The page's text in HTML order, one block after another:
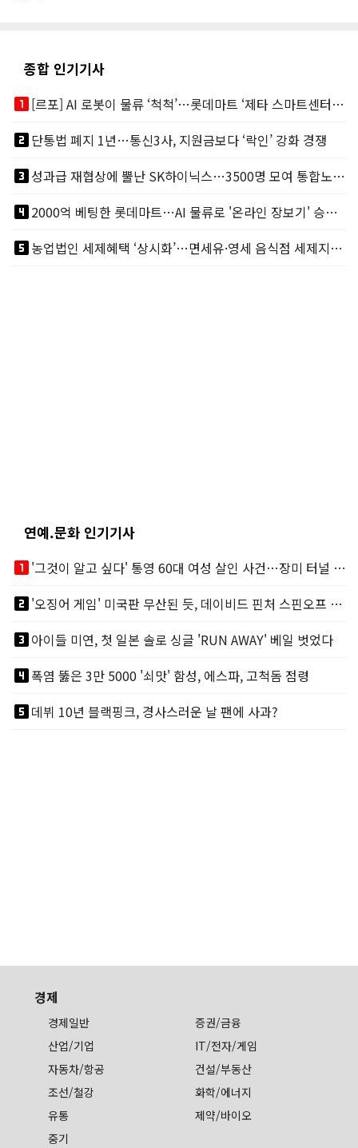
종합 인기기사
looks_one
[르포] AI 로봇이 물류 ‘척척’…롯데마트 ‘제타 스마트센터’ 가보니
looks_two단통법 폐지 1년…통신3사, 지원금보다 ‘락인’ 강화 경쟁
looks_3
성과급 재협상에 뿔난 SK하이닉스…3500명 모여 통합노조 띄운다
looks_4
2000억 베팅한 롯데마트…AI 물류로 '온라인 장보기' 승부수
looks_5
농업법인 세제혜택 ‘상시화’…면세유·영세 음식점 세제지원도 연장
연예.문화 인기기사
looks_one
'그것이 알고 싶다' 통영 60대 여성 살인 사건…장미 터널 아래 킬러, 누구냐 넌?
looks_two
'오징어 게임' 미국판 무산된 듯, 데이비드 핀처 스핀오프 철회
looks_3아이들 미연, 첫 일본 솔로 싱글 'RUN AWAY' 베일 벗었다
looks_4폭염 뚫은 3만 5000 '쇠맛' 함성, 에스파, 고척돔 점령
looks_5데뷔 10년 블랙핑크, 경사스러운 날 팬에 사과?
경제
경제일반
증권/금융
산업/기업
IT/전자/게임
자동차/항공
건설/부동산
조선/철강
화학/에너지
유통
제약/바이오
중기